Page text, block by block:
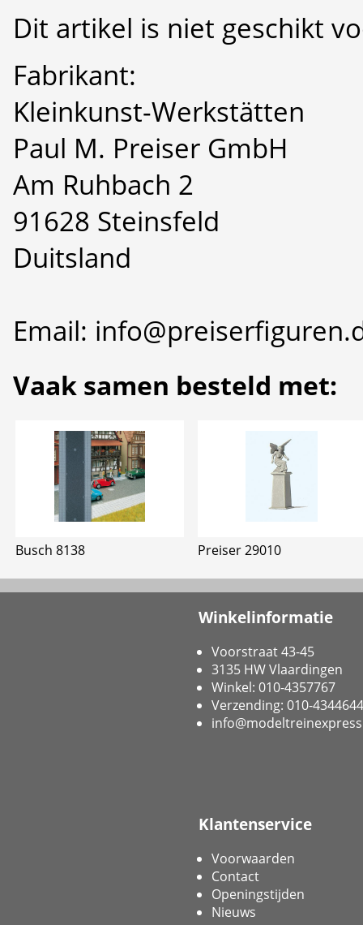
Dit artikel is niet geschikt
Fabrikant:
Kleinkunst-Werkstätten
Paul M. Preiser GmbH
Am Ruhbach 2
91628 Steinsfeld
Duitsland
Email:
Vaak samen besteld met:
Busch 8138 Preiser 29010
Winkelinformatie
Voorstraat 43-45
3135 HW Vlaardingen
Winkel: 010-4357767
Verzending: 010-4344644
Klantenservice
Voorwaarden
Contact
Openingstijden
Nieuws